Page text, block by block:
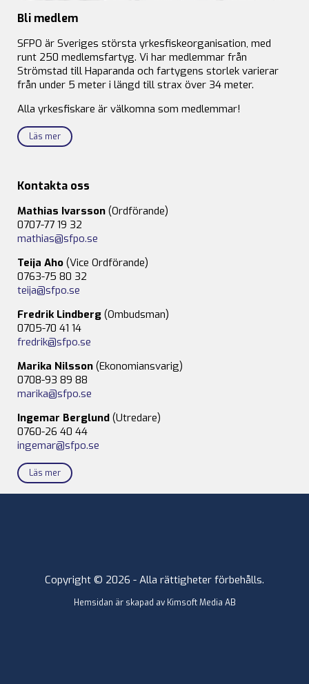
Bli medlem
SFPO är Sveriges största yrkesfiskeorganisation, med
runt 250 medlemsfartyg. Vi har medlemmar från
Strömstad till Haparanda och fartygens storlek varierar
från under 5 meter i längd till strax över 34 meter.
Alla yrkesfiskare är välkomna som medlemmar!
Läs mer
Kontakta oss
Mathias Ivarsson (Ordförande)
0707-77 19 32
mathias@sfpo.se
Teija Aho (Vice Ordförande)
0763-75 80 32
teija@sfpo.se
Fredrik Lindberg (Ombudsman)
0705-70 41 14
fredrik@sfpo.se
Marika Nilsson (Ekonomiansvarig)
0708-93 89 88
marika@sfpo.se
Ingemar Berglund (Utredare)
0760-26 40 44
ingemar@sfpo.se
Läs mer
Copyright © 2026 - Alla rättigheter förbehålls.
Hemsidan är skapad av Kimsoft Media AB